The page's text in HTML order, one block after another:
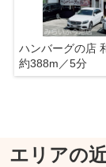
約388m／5分
エリアの